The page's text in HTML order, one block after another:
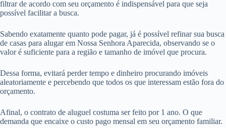
filtrar de acordo com seu orçamento é indispensável para que seja
possível facilitar a busca.
Sabendo exatamente quanto pode pagar, já é possível refinar sua busca
de casas para alugar em Nossa Senhora Aparecida, observando se o
valor é suficiente para a região e tamanho de imóvel que procura.
Dessa forma, evitará perder tempo e dinheiro procurando imóveis
aleatoriamente e percebendo que todos os que interessam estão fora do
orçamento.
Afinal, o contrato de aluguel costuma ser feito por 1 ano. O que
demanda que encaixe o custo pago mensal em seu orçamento familiar.